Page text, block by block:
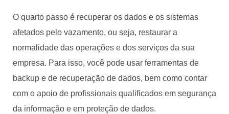
O quarto passo é recuperar os dados e os sistemas
afetados pelo vazamento, ou seja, restaurar a
normalidade das operações e dos serviços da sua
empresa. Para isso, você pode usar ferramentas de
backup e de recuperação de dados, bem como contar
com o apoio de profissionais qualificados em segurança
da informação e em proteção de dados.